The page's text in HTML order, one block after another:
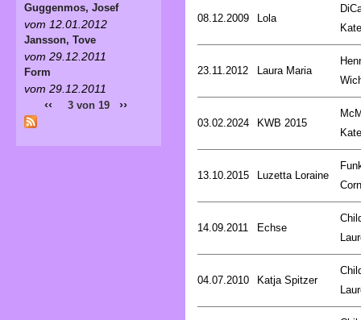
08.12.2009 Lola
Kate
23.11.2012 Laura Maria
03.02.2024 KWB 2015
Kate
13.10.2015 Luzetta Loraine
14.09.2011 Echse
04.07.2010 Katja Spitzer
Guggenmos, Josef
vom 12.01.2012
Jansson, Tove
vom 29.12.2011
Form
vom 29.12.2011
‹‹ 3 von 19 ››